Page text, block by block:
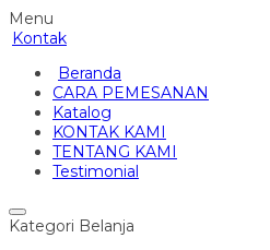
Menu
Kontak
Beranda
CARA PEMESANAN
Katalog
KONTAK KAMI
TENTANG KAMI
Testimonial
Kategori Belanja